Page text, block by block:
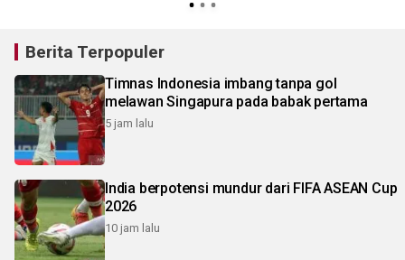
Berita Terpopuler
Timnas Indonesia imbang tanpa gol
melawan Singapura pada babak pertama
5 jam lalu
India berpotensi mundur dari FIFA ASEAN Cup
2026
10 jam lalu